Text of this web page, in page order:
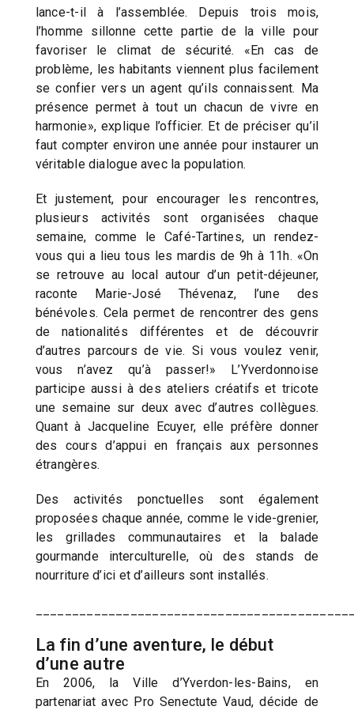
lance-t-il à l’assemblée. Depuis trois mois,
l’homme sillonne cette partie de la ville pour
favoriser le climat de sécurité. «En cas de
problème, les habitants viennent plus facilement
se confier vers un agent qu’ils connaissent. Ma
présence permet à tout un chacun de vivre en
harmonie», explique l’officier. Et de préciser qu’il
faut compter environ une année pour instaurer un
véritable dialogue avec la population.
Et justement, pour encourager les rencontres,
plusieurs activités sont organisées chaque
semaine, comme le Café-Tartines, un rendez-
vous qui a lieu tous les mardis de 9h à 11h. «On
se retrouve au local autour d’un petit-déjeuner,
raconte Marie-José Thévenaz, l’une des
bénévoles. Cela permet de rencontrer des gens
de nationalités différentes et de découvrir
d’autres parcours de vie. Si vous voulez venir,
vous n’avez qu’à passer!» L’Yverdonnoise
participe aussi à des ateliers créatifs et tricote
une semaine sur deux avec d’autres collègues.
Quant à Jacqueline Ecuyer, elle préfère donner
des cours d’appui en français aux personnes
étrangères.
Des activités ponctuelles sont également
proposées chaque année, comme le vide-grenier,
les grillades communautaires et la balade
gourmande interculturelle, où des stands de
nourriture d’ici et d’ailleurs sont installés.
La fin d’une aventure, le début
d’une autre
En 2006, la Ville d’Yverdon-les-Bains, en
partenariat avec Pro Senectute Vaud, décide de